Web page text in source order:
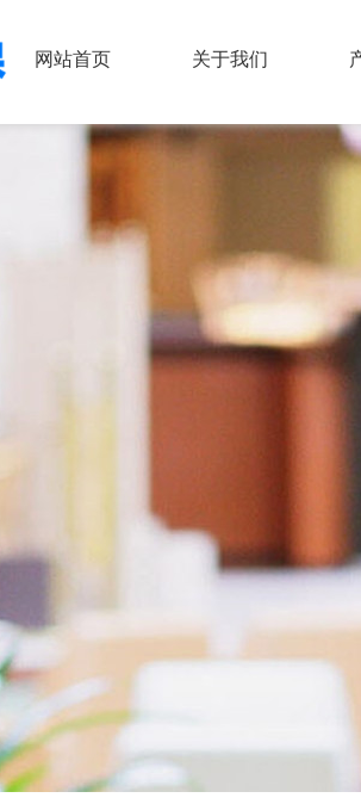
网站首页 关于我们